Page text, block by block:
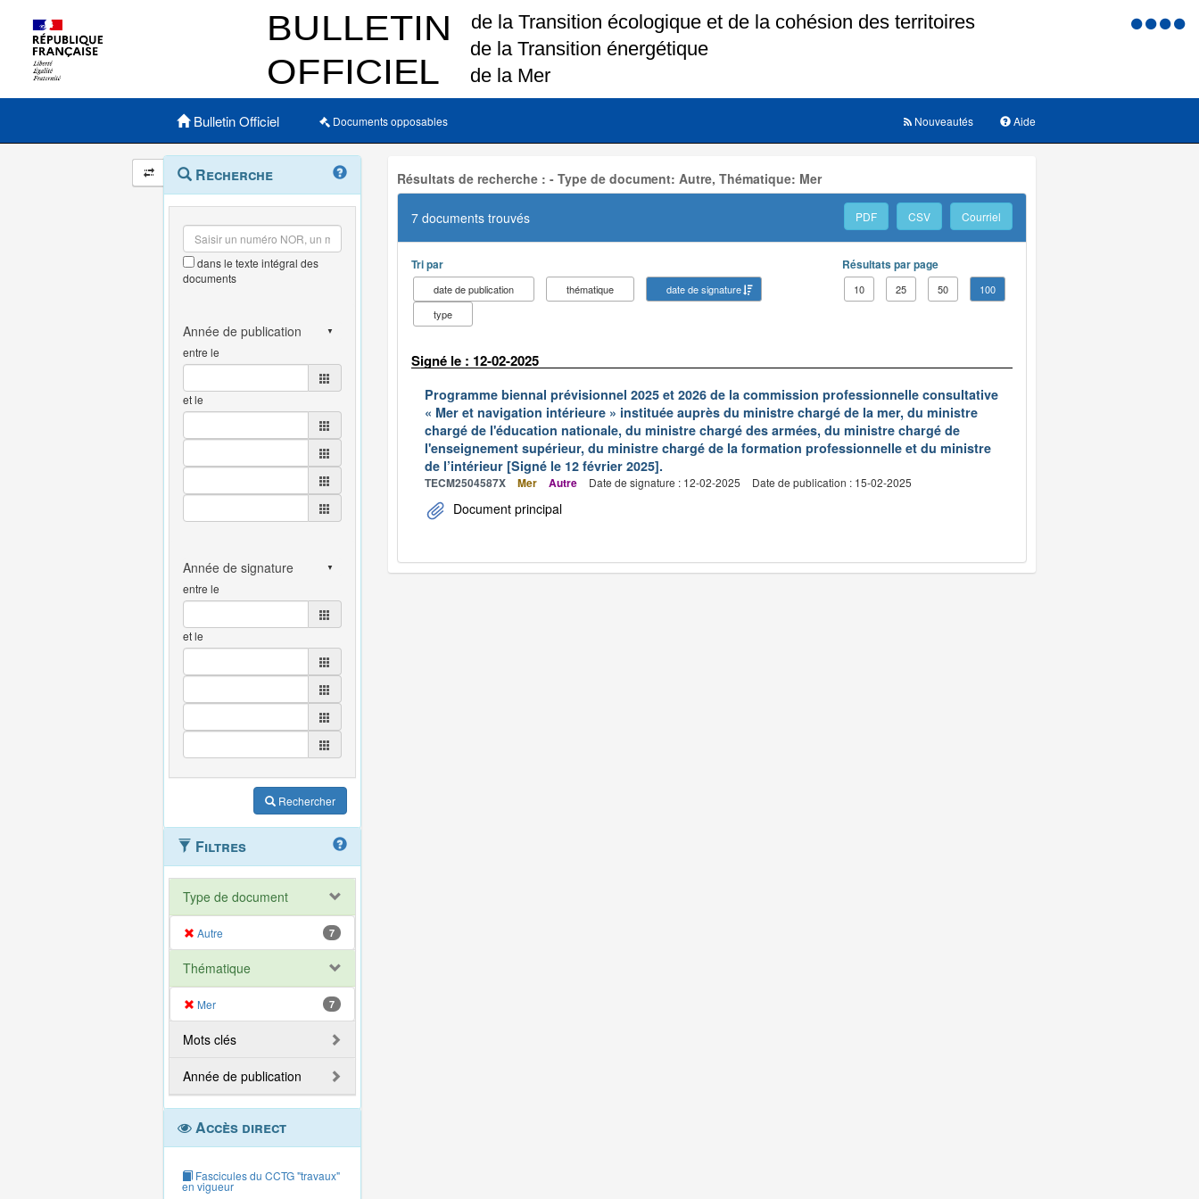
Menu
Menu principal
Bulletin Officiel Documents opposables Aide
Nouveautés
Navigation
et
outils
annexes
Menu
contextuel
Recherche
dans le texte intégral des
documents
entre le
et le
entre le
et le
Rechercher
Filtres
Type de document
Autre 7
Thématique
Mer 7
Mots clés
Année de publication
Accès direct
Fascicules du CCTG "travaux"
en vigueur
Résultats de recherche : - Type de document: Autre, Thématique: Mer
7 documents trouvés PDF CSV Courriel
Tri par
date de publication thématique
date de signature
type
Résultats par page
10 25 50 100
Signé le : 12-02-2025
Programme biennal prévisionnel 2025 et 2026 de la commission professionnelle consultative
« Mer et navigation intérieure » instituée auprès du ministre chargé de la mer, du ministre
chargé de l'éducation nationale, du ministre chargé des armées, du ministre chargé de
l'enseignement supérieur, du ministre chargé de la formation professionnelle et du ministre
de l’intérieur [Signé le 12 février 2025].
TECM2504587X Mer Autre Date de signature : 12-02-2025 Date de publication : 15-02-2025
Document principal